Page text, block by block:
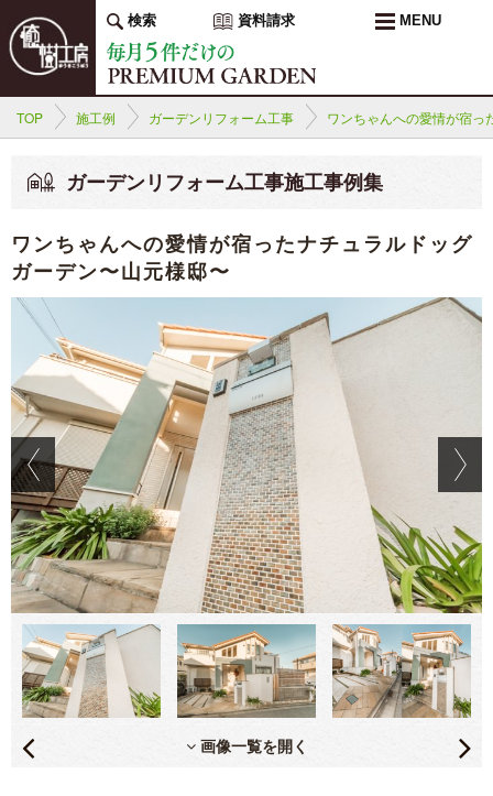
検索 資料請求 MENU
TOP 施工例 ガーデンリフォーム工事 ワンちゃんへの愛情が宿っ
ガーデンリフォーム工事施工事例集
ワンちゃんへの愛情が宿ったナチュラルドッグ
ガーデン〜山元様邸〜
画像一覧を開く